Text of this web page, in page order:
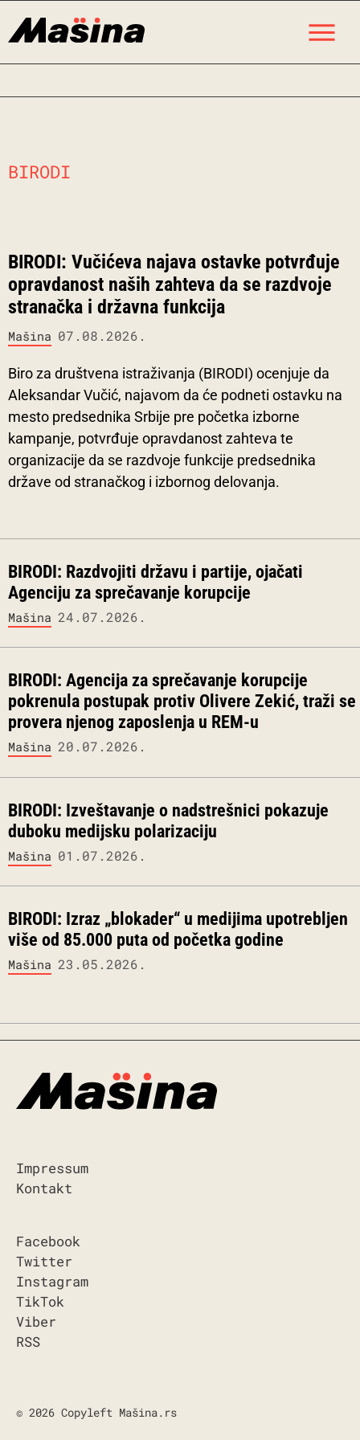
BIRODI
BIRODI: Vučićeva najava ostavke potvrđuje
opravdanost naših zahteva da se razdvoje
stranačka i državna funkcija
Mašina 07.08.2026.
Biro za društvena istraživanja (BIRODI) ocenjuje da
Aleksandar Vučić, najavom da će podneti ostavku na
mesto predsednika Srbije pre početka izborne
kampanje, potvrđuje opravdanost zahteva te
organizacije da se razdvoje funkcije predsednika
države od stranačkog i izbornog delovanja.
BIRODI: Razdvojiti državu i partije, ojačati
Agenciju za sprečavanje korupcije
Mašina 24.07.2026.
BIRODI: Agencija za sprečavanje korupcije
pokrenula postupak protiv Olivere Zekić, traži se
provera njenog zaposlenja u REM-u
Mašina 20.07.2026.
BIRODI: Izveštavanje o nadstrešnici pokazuje
duboku medijsku polarizaciju
Mašina 01.07.2026.
BIRODI: Izraz „blokader“ u medijima upotrebljen
više od 85.000 puta od početka godine
Mašina 23.05.2026.
Impressum
Kontakt
Facebook
Twitter
Instagram
TikTok
Viber
RSS
© 2026 Copyleft Mašina.rs